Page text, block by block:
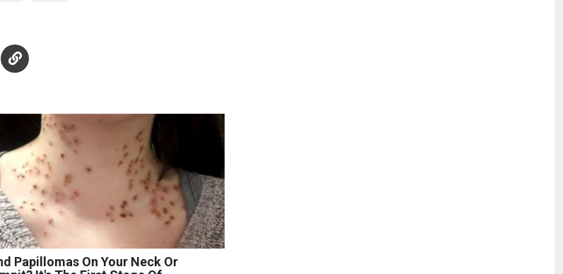
Papillomas On Your Neck Or